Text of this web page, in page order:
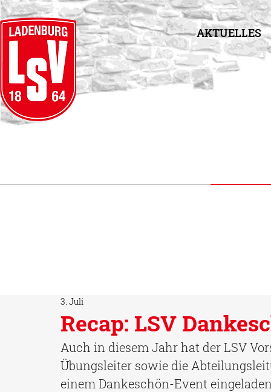
AKTUELLES
Recap: LSV
3. Juli
Auch in diesem Jahr hat der LSV
Übungsleiter sowie die
einem Dankeschön-Event